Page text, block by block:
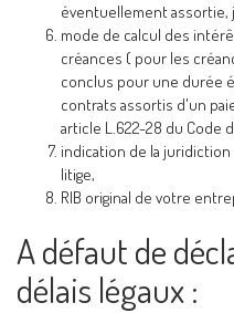
éventuellement
mode de calcul des
créances ( pour les
conclus pour une durée
contrats assortis d'un
article L.622-28 du Code
indication de la juridiction
litige,
RIB original de votre
A défaut de
délais légaux :